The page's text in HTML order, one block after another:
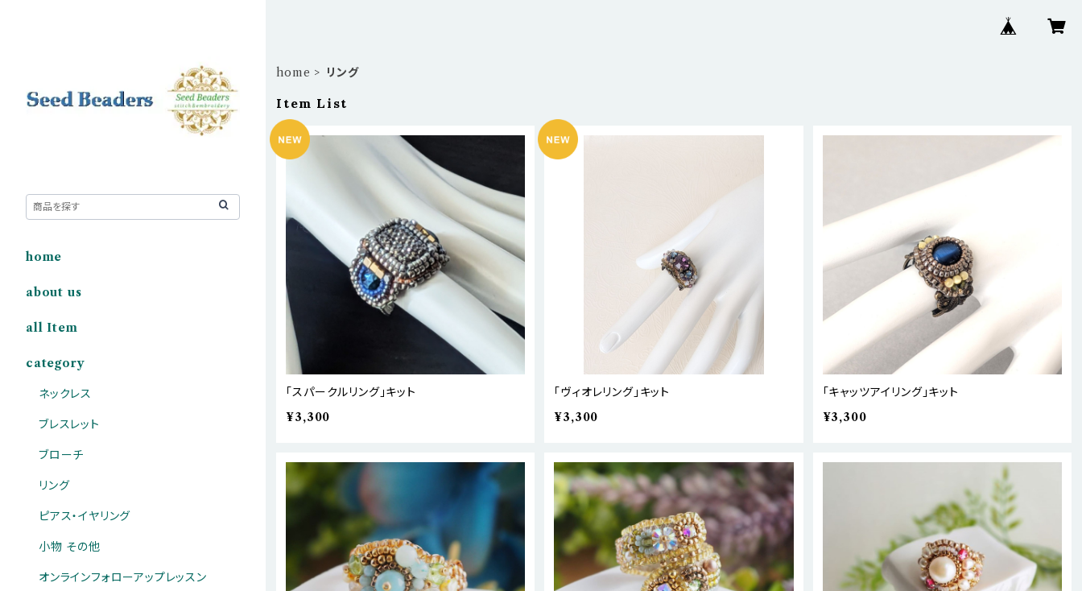
home リング
Item List
「スパークルリング」キット
¥3,300
「ヴィオレリング」キット
¥3,300
「キャッツアイリング」キット
¥3,300
home
about us
all Item
category
ネックレス
ブレスレット
ブローチ
リング
ピアス・イヤリング
小物 その他
オンラインフォローアップレッスン